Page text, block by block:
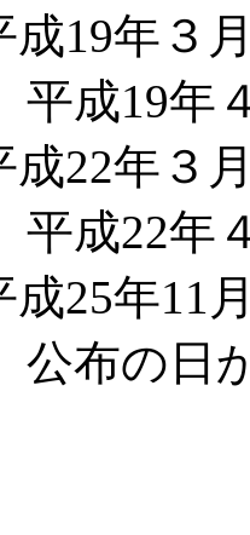
19年３
平成19年
22年３
平成22年
25年11
公布の日